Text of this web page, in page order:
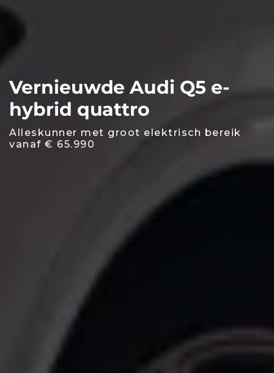
Vernieuwde Audi Q5 e-
hybrid quattro
Alleskunner met groot elektrisch bereik
vanaf € 65.990